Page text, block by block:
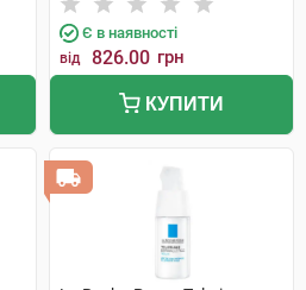
Є в наявності
від 826.00 грн
КУПИТИ